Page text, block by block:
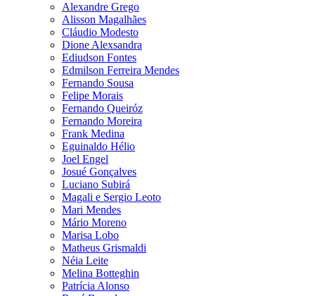
Alexandre Grego
Alisson Magalhães
Cláudio Modesto
Dione Alexsandra
Ediudson Fontes
Edmilson Ferreira Mendes
Fernando Sousa
Felipe Morais
Fernando Queiróz
Fernando Moreira
Frank Medina
Eguinaldo Hélio
Joel Engel
Josué Gonçalves
Luciano Subirá
Magali e Sergio Leoto
Mari Mendes
Mário Moreno
Marisa Lobo
Matheus Grismaldi
Néia Leite
Melina Botteghin
Patrícia Alonso